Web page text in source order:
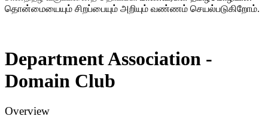
தொன்மையையும் சிறப்பையும் அறியும் வண்ணம் செயல்படுகிறோம்.
Department Association -
Domain Club
Overview